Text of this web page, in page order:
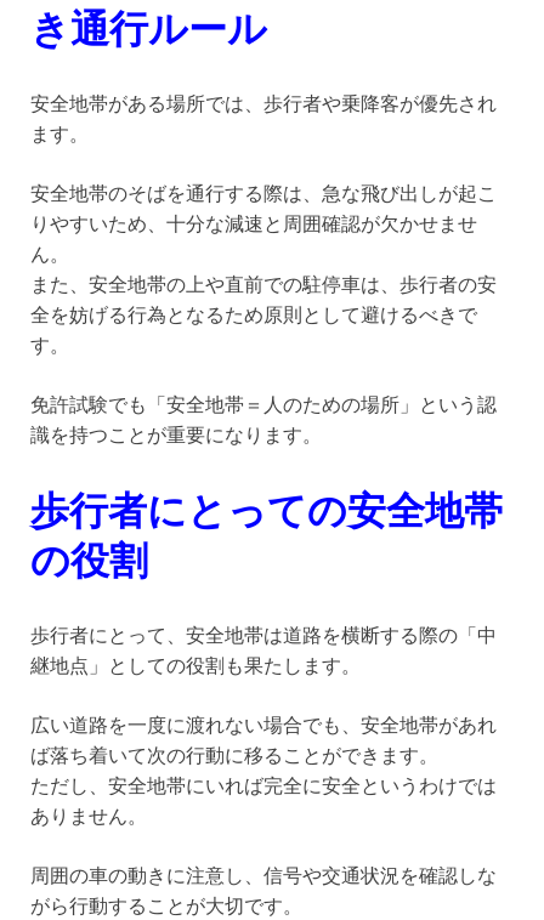
き通行ルール
安全地帯がある場所では、歩行者や乗降客が優先され
ます。
安全地帯のそばを通行する際は、急な飛び出しが起こ
りやすいため、十分な減速と周囲確認が欠かせませ
ん。
また、安全地帯の上や直前での駐停車は、歩行者の安
全を妨げる行為となるため原則として避けるべきで
す。
免許試験でも「安全地帯＝人のための場所」という認
識を持つことが重要になります。
歩行者にとっての安全地帯
の役割
歩行者にとって、安全地帯は道路を横断する際の「中
継地点」としての役割も果たします。
広い道路を一度に渡れない場合でも、安全地帯があれ
ば落ち着いて次の行動に移ることができます。
ただし、安全地帯にいれば完全に安全というわけでは
ありません。
周囲の車の動きに注意し、信号や交通状況を確認しな
がら行動することが大切です。